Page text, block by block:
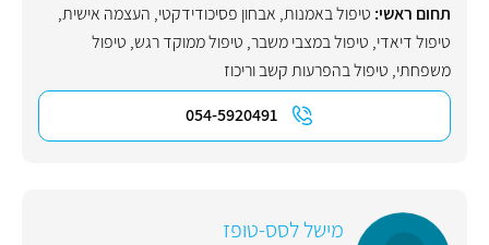
תחום ראשי: טיפול באמנות, אבחון פסיכודידקטי, העצמה אישית,
טיפול דיאדי, טיפול במצבי משבר, טיפול ממוקד רגש, טיפול
משפחתי, טיפול בהפרעות קשב וריכוז
054-5920491
מישל לסס-טופז